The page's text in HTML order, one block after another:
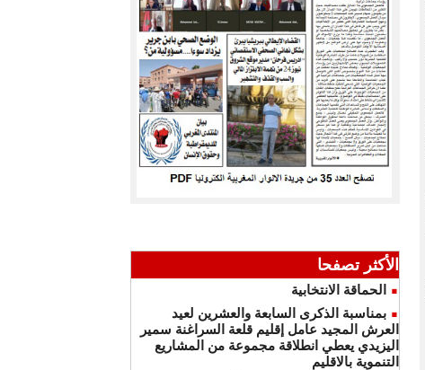
الأكثر تصفحا
الحماقة الانتخابية
بمناسبة الذكرى السابعة والعشرين لعيد
العرش المجيد عامل إقليم قلعة السراغنة سمير
اليزيدي يعطي انطلاقة مجموعة من المشاريع
التنموية بالاقليم